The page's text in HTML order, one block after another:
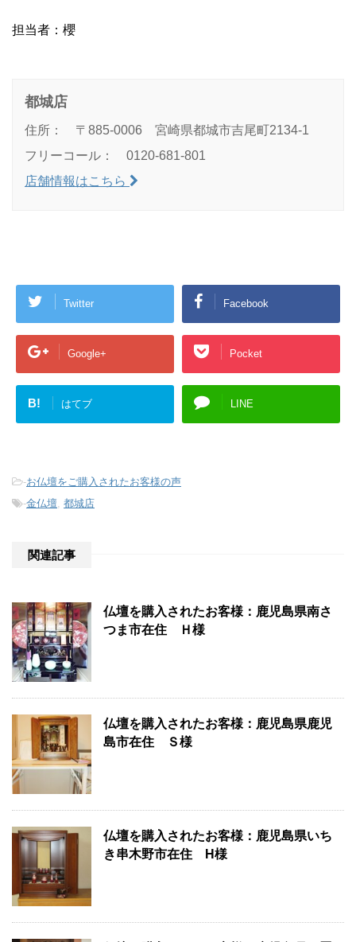
担当者：櫻
都城店
住所： 〒885-0006 宮崎県都城市吉尾町2134-1
フリーコール： 0120-681-801
店舗情報はこちら
Twitter Facebook
Google+ Pocket
B! はてブ LINE
-お仏壇をご購入されたお客様の声
-金仏壇 都城店
関連記事
仏壇を購入されたお客様：鹿児島県南さ
つま市在住 Ｈ様
仏壇を購入されたお客様：鹿児島県鹿児
島市在住 Ｓ様
仏壇を購入されたお客様：鹿児島県いち
き串木野市在住 H様